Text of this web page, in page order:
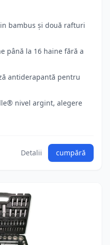
bambus și două rafturi
până la 16 haine fără a
antiderapantă pentru
nivel argint, alegere
Detalii cumpără